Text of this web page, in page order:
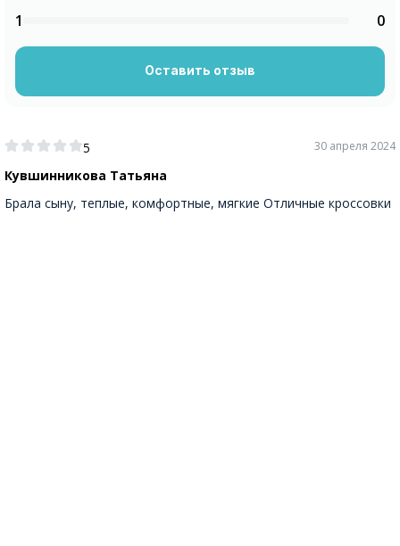
5
Кувшинникова Татьяна
30 апреля 2024
Брала сыну, теплые, комфортные, мягкие Отличные кроссовки
1
0
Оставить отзыв